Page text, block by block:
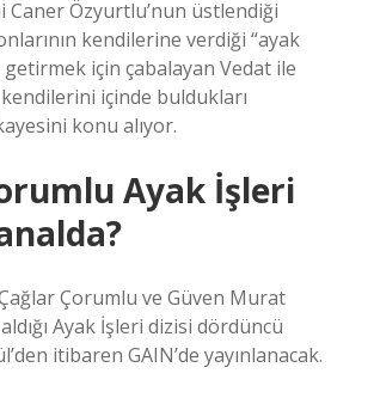
Caner Özyurtlu’nun üstlendiği
kendilerine verdiği “ayak
için çabalayan Vedat ile
kendilerini içinde buldukları
konu alıyor.
Ayak İşleri
Çorumlu ve Güven Murat
aldığı Ayak İşleri dizisi dördüncü
itibaren GAIN’de yayınlanacak.